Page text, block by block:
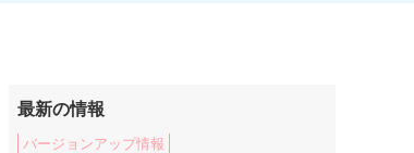
最新の情報
バージョンアップ情報